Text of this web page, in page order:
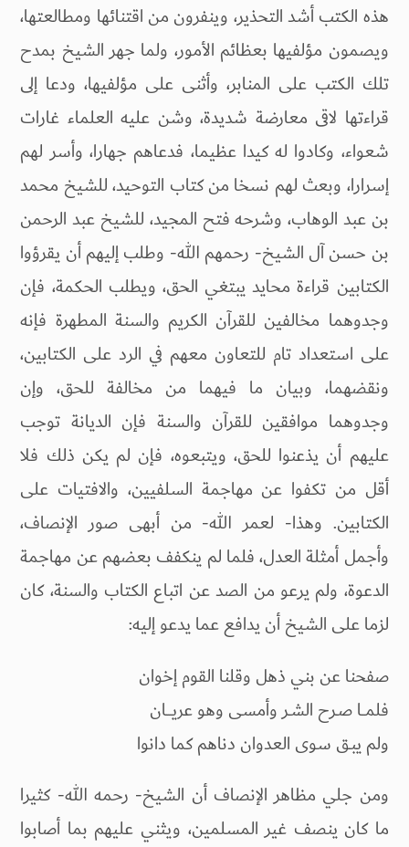
هذه الكتب أشد التحذير، وينفرون من اقتنائها ومطالعتها،
ويصمون مؤلفيها بعظائم الأمور، ولما جهر الشيخ بمدح
تلك الكتب على المنابر، وأثنى على مؤلفيها، ودعا إلى
قراءتها لاقى معارضة شديدة، وشن عليه العلماء غارات
شعواء، وكادوا له كيدا عظيما، فدعاهم جهارا، وأسر لهم
إسرارا، وبعث لهم نسخا من كتاب التوحيد، للشيخ محمد
بن عبد الوهاب، وشرحه فتح المجيد، للشيخ عبد الرحمن
بن حسن آل الشيخ- رحمهم الله- وطلب إليهم أن يقرؤوا
الكتابين قراءة محايد يبتغي الحق، ويطلب الحكمة، فإن
وجدوهما مخالفين للقرآن الكريم والسنة المطهرة فإنه
على استعداد تام للتعاون معهم في الرد على الكتابين،
ونقضهما، وبيان ما فيهما من مخالفة للحق، وإن
وجدوهما موافقين للقرآن والسنة فإن الديانة توجب
عليهم أن يذعنوا للحق، ويتبعوه، فإن لم يكن ذلك فلا
أقل من تكفوا عن مهاجمة السلفيين، والافتيات على
الكتابين. وهذا- لعمر الله- من أبهى صور الإنصاف،
وأجمل أمثلة العدل، فلما لم ينكفف بعضهم عن مهاجمة
الدعوة، ولم يرعو من الصد عن اتباع الكتاب والسنة، كان
لزما على الشيخ أن يدافع عما يدعو إليه:
صفحنا عن بني ذهل وقلنا القوم إخوان
فلمــا صـرح الشـر وأمسى وهو عريـــان
ولم يبـق سوى العدوان دناهم كما دانوا
ومن جلي مظاهر الإنصاف أن الشيخ- رحمه الله- كثيرا
ما كان ينصف غير المسلمين، ويثني عليهم بما أصابوا